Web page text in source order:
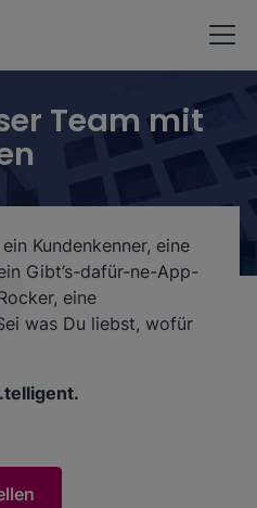
Team mit
Kundenkenner, eine
Gibt’s-dafür-ne-App-
eine
was Du liebst, wofür